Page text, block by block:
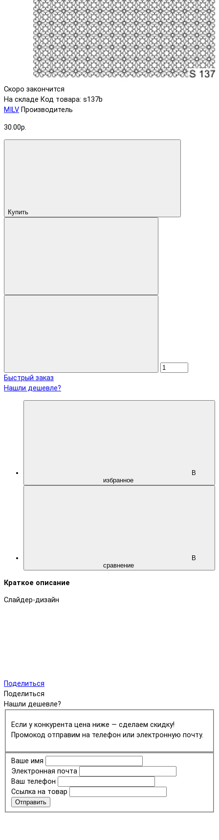
Скоро закончится
На складе Код товара: s137b
MILV Производитель
30.00р.
Купить
Быстрый заказ
Нашли дешевле?
В
избранное
В
сравнение
Краткое описание
Слайдер-дизайн
Поделиться
Поделиться
Нашли дешевле?
Если у конкурента цена ниже — сделаем скидку!
Промокод отправим на телефон или электронную почту.
Ваше имя
Электронная почта
Ваш телефон
Ссылка на товар
Отправить